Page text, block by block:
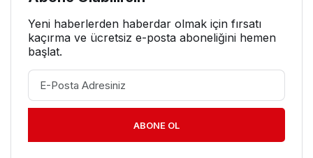
Yeni haberlerden haberdar olmak için fırsatı
kaçırma ve ücretsiz e-posta aboneliğini hemen
başlat.
ABONE OL